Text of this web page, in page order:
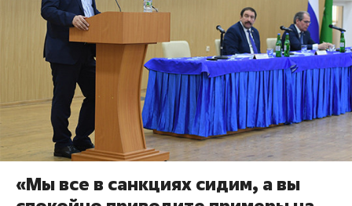
«Мы все в санкциях сидим, а вы